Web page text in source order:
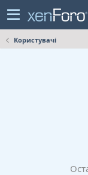
Користувачі